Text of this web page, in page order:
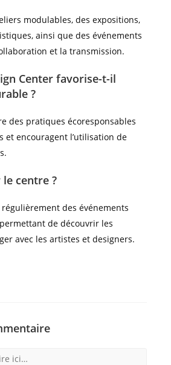
modulables, des expositions,
ainsi que des événements
et la transmission.
Center favorise-t-il
?
des pratiques écoresponsables
et encouragent l’utilisation de
centre ?
des événements
de découvrir les
avec les artistes et designers.